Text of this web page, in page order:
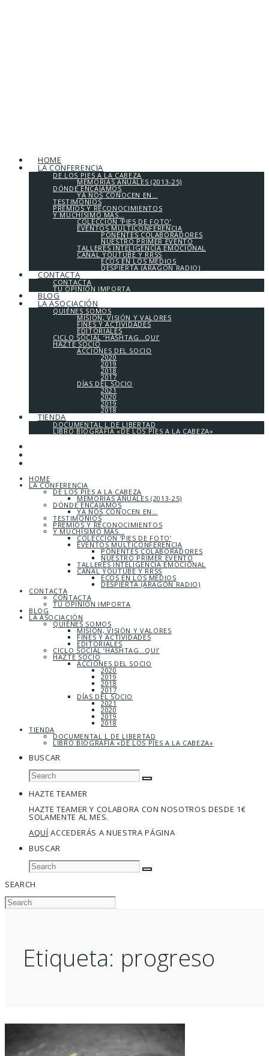
HOME
LA CONFERENCIA
DE LOS PIES A LA CABEZA
MEMORIAS ANUALES (2013-25)
DÓNDE ENCAJAMOS
YA NOS CONOCEN EN…
TESTIMONIOS
PREMIOS Y RECONOCIMIENTOS
Y MUCHÍSIMO MÁS…
COLECCIÓN ‘PIES DE FOTO’
EVENTOS MULTICONFERENCIA
PONENTES COLABORADORES
NUESTRO PRIMER EVENTO
TALLERES INTELIGENCIA EMOCIONAL
CANAL YOUTUBE Y RRSS
ECOS EN LOS MEDIOS
DESPIERTA (ARAGÓN RADIO)
CONTACTA
CONTACTA
TU OPINIÓN IMPORTA
BLOG
LA ASOCIACIÓN
QUIÉNES SOMOS
MISIÓN, VISIÓN Y VALORES
FINES Y ACTIVIDADES
EDITORIALES
CICLO SOCIAL ‘HASHTAG…QUI’
HAZTE SOCIO
ACCIONES DEL SOCIO
2020
2019
2018
2017
DÍAS DEL SOCIO
2021
2020
2019
2018
TIENDA
DOCUMENTAL L DE LIBERTAD
LIBRO BIOGRAFÍA «DE LOS PIES A LA CABEZA»
HOME
LA CONFERENCIA
DE LOS PIES A LA CABEZA
MEMORIAS ANUALES (2013-25)
DÓNDE ENCAJAMOS
YA NOS CONOCEN EN…
TESTIMONIOS
PREMIOS Y RECONOCIMIENTOS
Y MUCHÍSIMO MÁS…
COLECCIÓN ‘PIES DE FOTO’
EVENTOS MULTICONFERENCIA
PONENTES COLABORADORES
NUESTRO PRIMER EVENTO
TALLERES INTELIGENCIA EMOCIONAL
CANAL YOUTUBE Y RRSS
ECOS EN LOS MEDIOS
DESPIERTA (ARAGÓN RADIO)
CONTACTA
CONTACTA
TU OPINIÓN IMPORTA
BLOG
LA ASOCIACIÓN
QUIÉNES SOMOS
MISIÓN, VISIÓN Y VALORES
FINES Y ACTIVIDADES
EDITORIALES
CICLO SOCIAL ‘HASHTAG…QUI’
HAZTE SOCIO
ACCIONES DEL SOCIO
2020
2019
2018
2017
DÍAS DEL SOCIO
2021
2020
2019
2018
TIENDA
DOCUMENTAL L DE LIBERTAD
LIBRO BIOGRAFÍA «DE LOS PIES A LA CABEZA»
BUSCAR
HAZTE TEAMER
HAZTE TEAMER Y COLABORA CON NOSOTROS DESDE 1€
SOLAMENTE AL MES.
AQUÍACCEDERÁS A NUESTRA PÁGINA
BUSCAR
SEARCH
Etiqueta: progreso